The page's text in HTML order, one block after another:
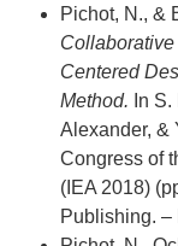
Pichot, N., &
Centered
Method. In
Alexander, &
Congress of
(IEA 2018)
Publishing. –